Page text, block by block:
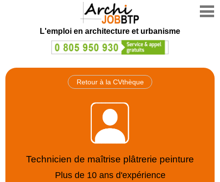
L'emploi en architecture et urbanisme
Retour à la CVthèque
Technicien de maîtrise plâtrerie peinture
Plus de 10 ans d'expérience